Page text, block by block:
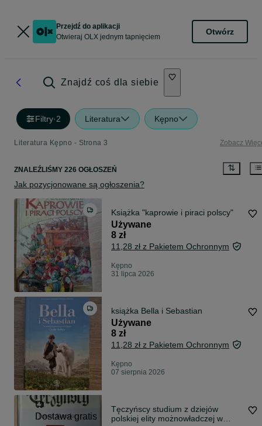
Przejdź do aplikacji
Otwieraj OLX jednym tapnięciem
Otwórz
Znajdź coś dla siebie
Filtry·2 Literatura Kępno
Literatura Kępno - Strona 3 Zobacz
ZNALEŹLIŚMY 226 OGŁOSZEŃ
Jak pozycjonowane są ogłoszenia?
Książka "kaprowie i piraci polscy"
Używane
8 zł
11,28 zł z Pakietem Ochronnym
Kępno
31 lipca 2026
książka Bella i Sebastian
Używane
8 zł
11,28 zł z Pakietem Ochronnym
Kępno
07 sierpnia 2026
Dostawa gratis
Tęczyńscy studium z dziejów
polskiej elity możnowładczej w